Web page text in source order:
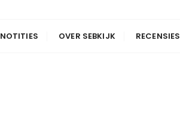
NOTITIES OVER SEBKIJK RECENSIES